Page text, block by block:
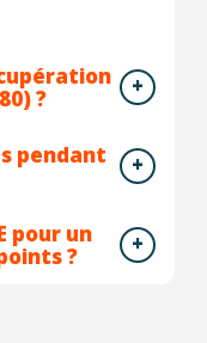
?
pendant
pour un
?